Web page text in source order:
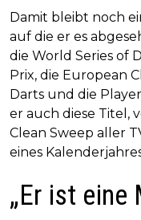
Damit bleibt noch
auf die er es
die World Series of
Prix, die European
Darts und die
er auch diese Titel,
Clean Sweep aller
eines
„Er ist eine